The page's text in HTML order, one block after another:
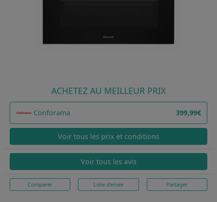
ACHETEZ AU MEILLEUR PRIX
Conforama 399,99€
Voir tous les prix et conditions
Voir tous les avis
Comparer Liste d'envie Partager